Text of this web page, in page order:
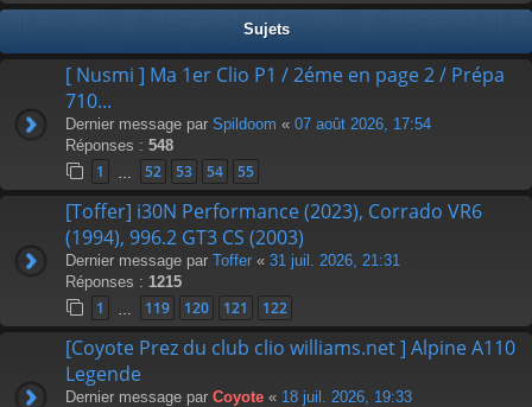
Sujets
[ Nusmi ] Ma 1er Clio P1 / 2éme en page 2 / Prépa
710...
Dernier message par Spildoom « 07 août 2026, 17:54
Réponses : 548
1 52 53 54 55
[Toffer] i30N Performance (2023), Corrado VR6
(1994), 996.2 GT3 CS (2003)
Dernier message par Toffer « 31 juil. 2026, 21:31
Réponses : 1215
1 119 120 121 122
[Coyote Prez du club clio williams.net ] Alpine A110
Legende
Dernier message par Coyote « 18 juil. 2026, 19:33